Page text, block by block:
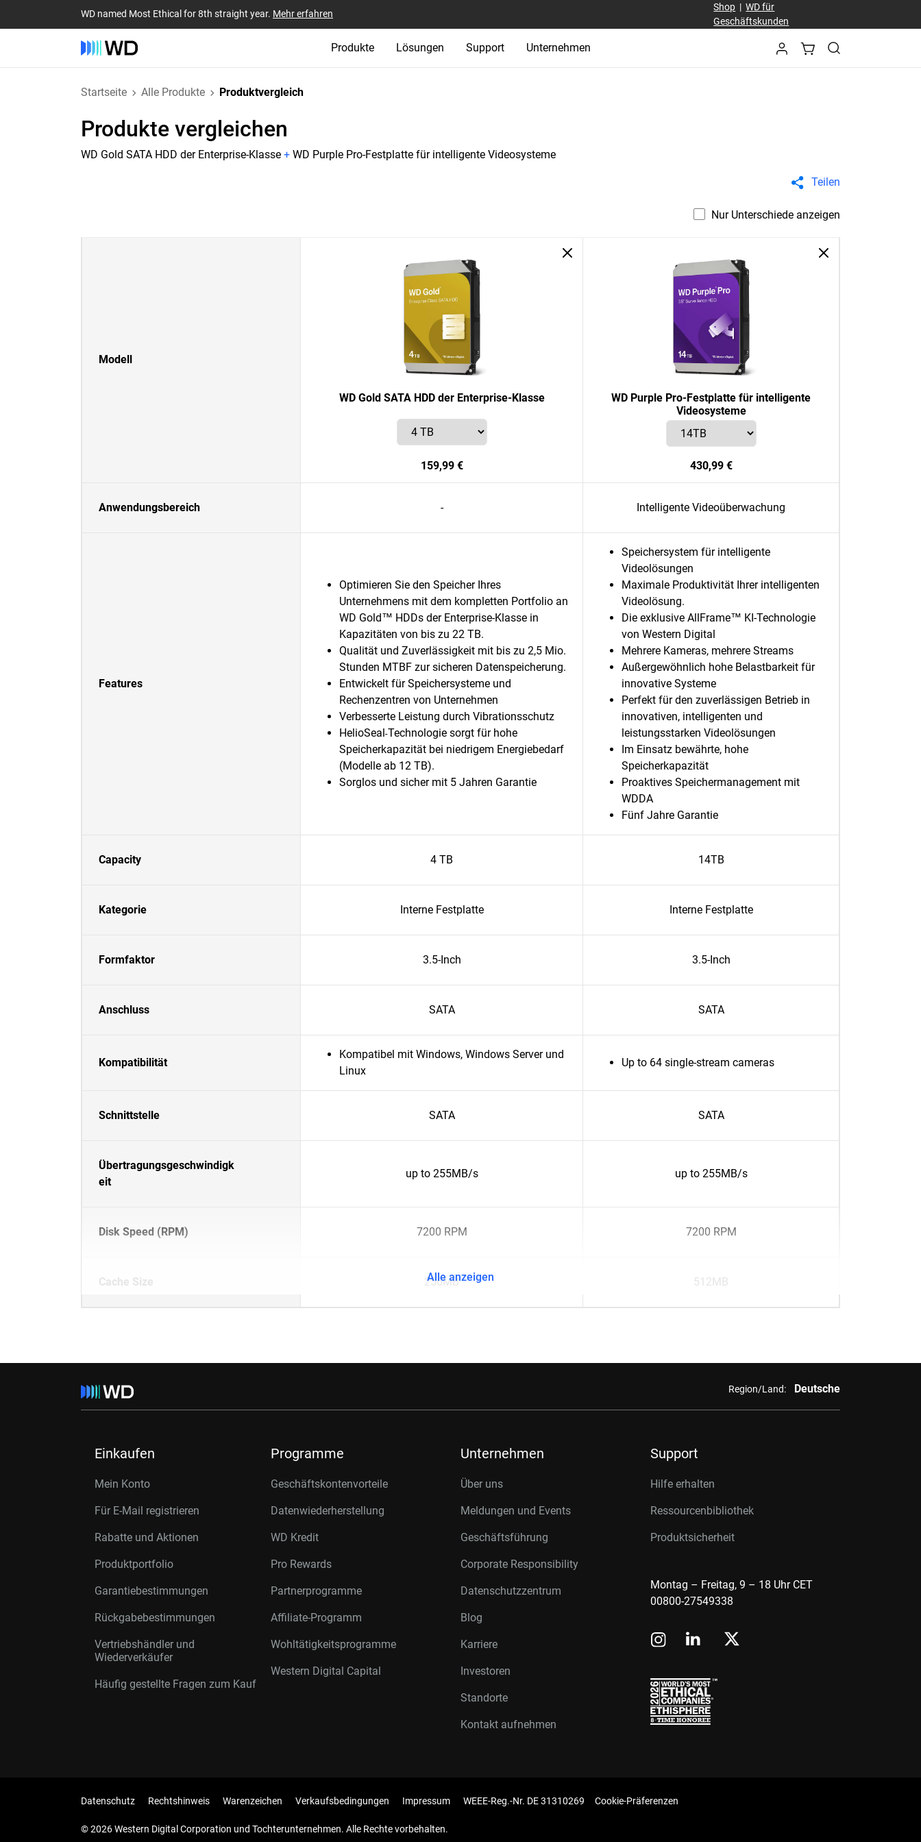
WD named Most Ethical for 8th straight year. Mehr erfahren
Shop |WD für
Geschäftskunden
Produkte Lösungen Support Unternehmen
Startseite Alle Produkte Produktvergleich
Produkte vergleichen
WD Gold SATA HDD der Enterprise-Klasse + WD Purple Pro-Festplatte für intelligente Videosysteme
Teilen
Nur Unterschiede anzeigen
Modell
WD Gold SATA HDD der Enterprise-Klasse
159,99 €
WD Purple Pro-Festplatte für intelligente
Videosysteme
430,99 €
Anwendungsbereich - Intelligente Videoüberwachung
Features
Optimieren Sie den Speicher Ihres
Unternehmens mit dem kompletten Portfolio an
WD Gold™ HDDs der Enterprise-Klasse in
Kapazitäten von bis zu 22 TB.
Qualität und Zuverlässigkeit mit bis zu 2,5 Mio.
Stunden MTBF zur sicheren Datenspeicherung.
Entwickelt für Speichersysteme und
Rechenzentren von Unternehmen
Verbesserte Leistung durch Vibrationsschutz
HelioSeal-Technologie sorgt für hohe
Speicherkapazität bei niedrigem Energiebedarf
(Modelle ab 12 TB).
Sorglos und sicher mit 5 Jahren Garantie
Speichersystem für intelligente
Videolösungen
Maximale Produktivität Ihrer intelligenten
Videolösung.
Die exklusive AllFrame™ KI-Technologie
von Western Digital
Mehrere Kameras, mehrere Streams
Außergewöhnlich hohe Belastbarkeit für
innovative Systeme
Perfekt für den zuverlässigen Betrieb in
innovativen, intelligenten und
leistungsstarken Videolösungen
Im Einsatz bewährte, hohe
Speicherkapazität
Proaktives Speichermanagement mit
WDDA
Fünf Jahre Garantie
Capacity 4 TB 14TB
Kategorie Interne Festplatte Interne Festplatte
Formfaktor 3.5-Inch 3.5-Inch
Anschluss SATA SATA
Kompatibilität
Kompatibel mit Windows, Windows Server und
Linux
Up to 64 single-stream cameras
Schnittstelle SATA SATA
Übertragungsgeschwindigk
eit
up to 255MB/s up to 255MB/s
Disk Speed (RPM) 7200 RPM 7200 RPM
Cache Size 256MB 512MB
Alle anzeigen
Region/Land: Deutsche
Einkaufen
Mein Konto
Für E-Mail registrieren
Rabatte und Aktionen
Produktportfolio
Garantiebestimmungen
Rückgabebestimmungen
Vertriebshändler und
Wiederverkäufer
Häufig gestellte Fragen zum Kauf
Programme
Geschäftskontenvorteile
Datenwiederherstellung
WD Kredit
Pro Rewards
Partnerprogramme
Affiliate-Programm
Wohltätigkeitsprogramme
Western Digital Capital
Unternehmen
Über uns
Meldungen und Events
Geschäftsführung
Corporate Responsibility
Datenschutzzentrum
Blog
Karriere
Investoren
Standorte
Kontakt aufnehmen
Support
Hilfe erhalten
Ressourcenbibliothek
Produktsicherheit
Montag – Freitag, 9 – 18 Uhr CET
00800-27549338
Datenschutz Rechtshinweis Warenzeichen Verkaufsbedingungen Impressum WEEE-Reg.-Nr. DE 31310269 Cookie-Präferenzen
© 2026 Western Digital Corporation und Tochterunternehmen. Alle Rechte vorbehalten.